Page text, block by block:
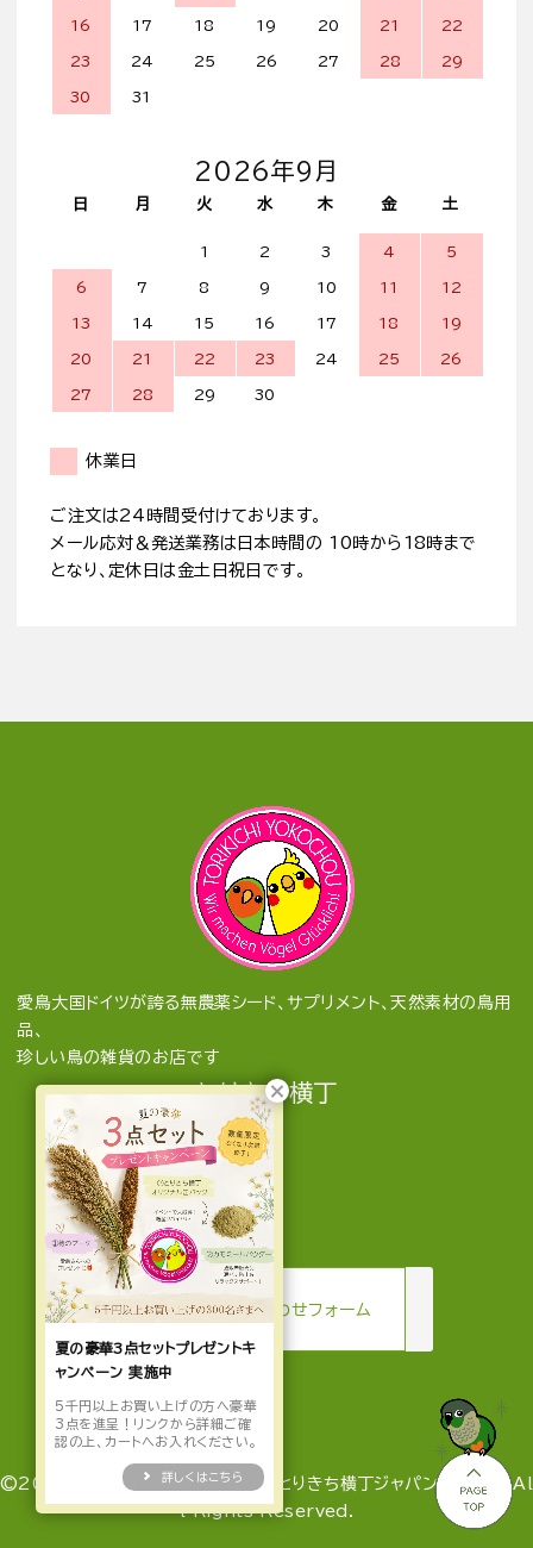
16 17 18 19 20 21 22
23 24 25 26 27 28 29
30 31
2026年9月
日 月 火 水 木 金 土
1 2 3 4 5
6 7 8 9 10 11 12
13 14 15 16 17 18 19
20 21 22 23 24 25 26
27 28 29 30
休業日
ご注文は24時間受付けております。
メール応対＆発送業務は日本時間の 10時から18時まで
となり、定休日は金土日祝日です。
愛鳥大国ドイツが誇る無農薬シード、サプリメント、天然素材の鳥用
品、
珍しい鳥の雑貨のお店です
とりきち横丁
mail お問い合わせフォーム
©2022-2026 とりきち横丁 by とりきち横丁ジャパン合同会社 Al
l Rights Reserved.
夏の豪華3点セットプレゼントキ
ャンペーン 実施中
5千円以上お買い上げの方へ豪華
3点を進呈！リンクから詳細ご確
認の上、カートへお入れください。
詳しくはこちら